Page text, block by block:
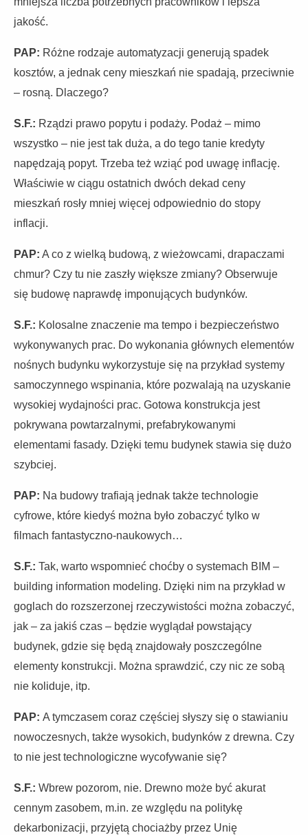
jakość.
PAP: Różne rodzaje automatyzacji generują spadek
kosztów, a jednak ceny mieszkań nie spadają, przeciwnie
– rosną. Dlaczego?
S.F.: Rządzi prawo popytu i podaży. Podaż – mimo
wszystko – nie jest tak duża, a do tego tanie kredyty
napędzają popyt. Trzeba też wziąć pod uwagę inflację.
Właściwie w ciągu ostatnich dwóch dekad ceny
mieszkań rosły mniej więcej odpowiednio do stopy
inflacji.
PAP: A co z wielką budową, z wieżowcami, drapaczami
chmur? Czy tu nie zaszły większe zmiany? Obserwuje
się budowę naprawdę imponujących budynków.
S.F.: Kolosalne znaczenie ma tempo i bezpieczeństwo
wykonywanych prac. Do wykonania głównych elementów
nośnych budynku wykorzystuje się na przykład systemy
samoczynnego wspinania, które pozwalają na uzyskanie
wysokiej wydajności prac. Gotowa konstrukcja jest
pokrywana powtarzalnymi, prefabrykowanymi
elementami fasady. Dzięki temu budynek stawia się dużo
szybciej.
PAP: Na budowy trafiają jednak także technologie
cyfrowe, które kiedyś można było zobaczyć tylko w
filmach fantastyczno-naukowych…
S.F.: Tak, warto wspomnieć choćby o systemach BIM –
building information modeling. Dzięki nim na przykład w
goglach do rozszerzonej rzeczywistości można zobaczyć,
jak – za jakiś czas – będzie wyglądał powstający
budynek, gdzie się będą znajdowały poszczególne
elementy konstrukcji. Można sprawdzić, czy nic ze sobą
nie koliduje, itp.
PAP: A tymczasem coraz częściej słyszy się o stawianiu
nowoczesnych, także wysokich, budynków z drewna. Czy
to nie jest technologiczne wycofywanie się?
S.F.: Wbrew pozorom, nie. Drewno może być akurat
cennym zasobem, m.in. ze względu na politykę
dekarbonizacji, przyjętą chociażby przez Unię